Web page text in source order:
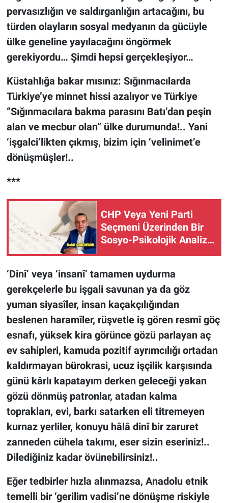
pervasızlığın ve saldırganlığın artacağını, bu
türden olayların sosyal medyanın da gücüyle
ülke geneline yayılacağını öngörmek
gerekiyordu… Şimdi hepsi gerçekleşiyor…
Küstahlığa bakar mısınız: Sığınmacılarda
Türkiye’ye minnet hissi azalıyor ve Türkiye
“Sığınmacılara bakma parasını Batı’dan peşin
alan ve mecbur olan” ülke durumunda!.. Yani
‘işgalci’likten çıkmış, bizim için ‘velinimet’e
dönüşmüşler!..
***
CHP Veya Yeni Parti
Seçmeni Üzerinden Bir
Sosyo-Psikolojik Analiz
‘Dinî’ veya ‘insanî’ tamamen uydurma
gerekçelerle bu işgali savunan ya da göz
yuman siyasîler, insan kaçakçılığından
beslenen haramîler, rüşvetle iş gören resmî göç
esnafı, yüksek kira görünce gözü parlayan aç
ev sahipleri, kamuda pozitif ayrımcılığı ortadan
kaldırmayan bürokrasi, ucuz işçilik karşısında
günü kârlı kapatayım derken geleceği yakan
gözü dönmüş patronlar, atadan kalma
toprakları, evi, barkı satarken eli titremeyen
kurnaz yerliler, konuyu hâlâ dinî bir zaruret
zanneden cühela takımı, eser sizin eseriniz!..
Dilediğiniz kadar övünebilirsiniz!..
Eğer tedbirler hızla alınmazsa, Anadolu etnik
temelli bir ‘gerilim vadisi’ne dönüşme riskiyle